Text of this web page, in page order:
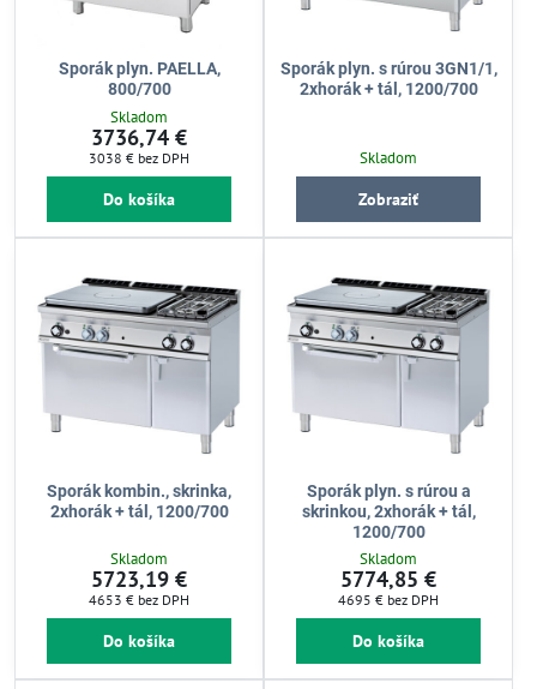
Sporák plyn. PAELLA,
800/700
Skladom
3736,74 €
3038 € bez DPH
Do košíka
Sporák plyn. s rúrou 3GN1/1,
2xhorák + tál, 1200/700
Skladom
Zobraziť
Sporák kombin., skrinka,
2xhorák + tál, 1200/700
Skladom
5723,19 €
4653 € bez DPH
Do košíka
Sporák plyn. s rúrou a
skrinkou, 2xhorák + tál,
1200/700
Skladom
5774,85 €
4695 € bez DPH
Do košíka